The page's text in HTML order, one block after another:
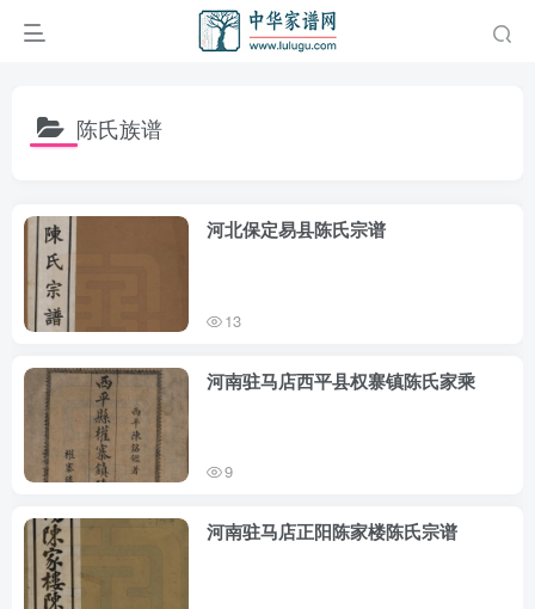
陈氏族谱
河北保定易县陈氏宗谱
13
河南驻马店西平县权寨镇陈氏家乘
9
河南驻马店正阳陈家楼陈氏宗谱